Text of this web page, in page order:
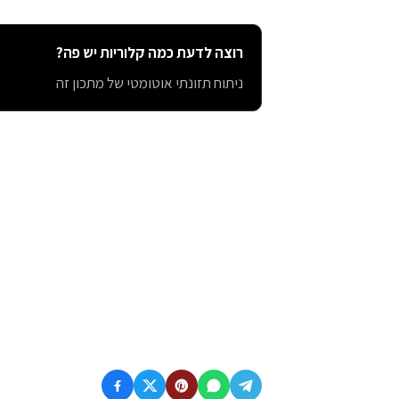
רוצה לדעת כמה קלוריות יש פה?
ניתוח תזונתי אוטומטי של מתכון זה